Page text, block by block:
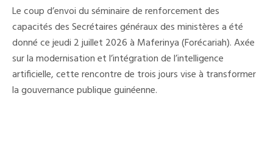
Les
Secrétaires
Généraux
À
L’école
De
La
Performance
Et
Le coup d’envoi du séminaire de renforcement des
capacités des Secrétaires généraux des ministères a été
donné ce jeudi 2 juillet 2026 à Maferinya (Forécariah). Axée
sur la modernisation et l’intégration de l’intelligence
artificielle, cette rencontre de trois jours vise à transformer
la gouvernance publique guinéenne.